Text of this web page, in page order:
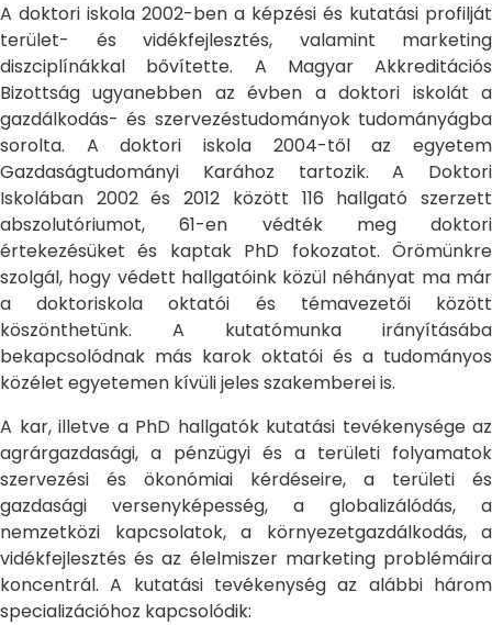
A doktori iskola 2002-ben a képzési és kutatási profilját
terület- és vidékfejlesztés, valamint marketing
diszciplínákkal bővítette. A Magyar Akkreditációs
Bizottság ugyanebben az évben a doktori iskolát a
gazdálkodás- és szervezéstudományok tudományágba
sorolta. A doktori iskola 2004-től az egyetem
Gazdaságtudományi Karához tartozik. A Doktori
Iskolában 2002 és 2012 között 116 hallgató szerzett
abszolutóriumot, 61-en védték meg doktori
értekezésüket és kaptak PhD fokozatot. Örömünkre
szolgál, hogy védett hallgatóink közül néhányat ma már
a doktoriskola oktatói és témavezetői között
köszönthetünk. A kutatómunka irányításába
bekapcsolódnak más karok oktatói és a tudományos
közélet egyetemen kívüli jeles szakemberei is.
A kar, illetve a PhD hallgatók kutatási tevékenysége az
agrárgazdasági, a pénzügyi és a területi folyamatok
szervezési és ökonómiai kérdéseire, a területi és
gazdasági versenyképesség, a globalizálódás, a
nemzetközi kapcsolatok, a környezetgazdálkodás, a
vidékfejlesztés és az élelmiszer marketing problémáira
koncentrál. A kutatási tevékenység az alábbi három
specializációhoz kapcsolódik: